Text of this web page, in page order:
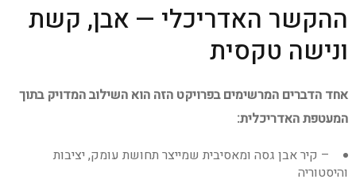
ההקשר האדריכלי — אבן, קשת
ונישה טקסית
אחד הדברים המרשימים בפרויקט הזה הוא השילוב המדויק בתוך
המעטפת האדריכלית:
– קיר אבן גסה ומאסיבית שמייצר תחושת עומק, יציבות
והיסטוריה